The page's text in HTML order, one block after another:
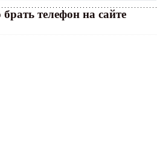
телефон на сайте